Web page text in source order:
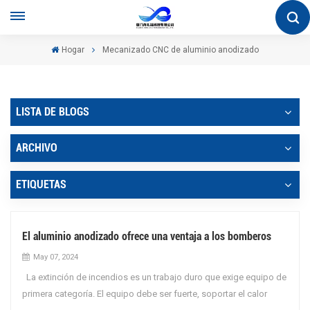
Hogar Mecanizado CNC de aluminio anodizado
LISTA DE BLOGS
ARCHIVO
ETIQUETAS
El aluminio anodizado ofrece una ventaja a los bomberos
May 07, 2024
La extinción de incendios es un trabajo duro que exige equipo de
primera categoría. El equipo debe ser fuerte, soportar el calor